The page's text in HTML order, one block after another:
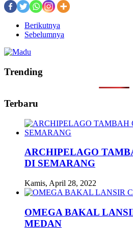
Berikutnya
Sebelumnya
Trending
Terbaru
ARCHIPELAGO
DI SEMARANG
Kamis, April 28, 2022
OMEGA BAKAL
MEDAN